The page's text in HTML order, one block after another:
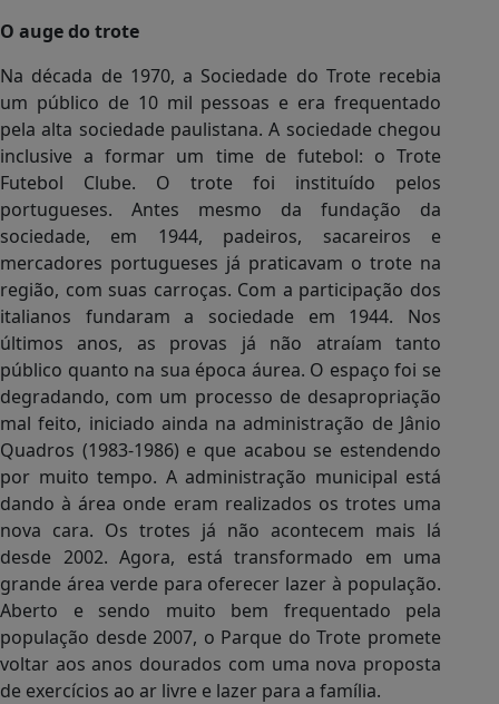
O auge do trote
Na década de 1970, a Sociedade do Trote recebia
um público de 10 mil pessoas e era frequentado
pela alta sociedade paulistana. A sociedade chegou
inclusive a formar um time de futebol: o Trote
Futebol Clube. O trote foi instituído pelos
portugueses. Antes mesmo da fundação da
sociedade, em 1944, padeiros, sacareiros e
mercadores portugueses já praticavam o trote na
região, com suas carroças. Com a participação dos
italianos fundaram a sociedade em 1944. Nos
últimos anos, as provas já não atraíam tanto
público quanto na sua época áurea. O espaço foi se
degradando, com um processo de desapropriação
mal feito, iniciado ainda na administração de Jânio
Quadros (1983-1986) e que acabou se estendendo
por muito tempo. A administração municipal está
dando à área onde eram realizados os trotes uma
nova cara. Os trotes já não acontecem mais lá
desde 2002. Agora, está transformado em uma
grande área verde para oferecer lazer à população.
Aberto e sendo muito bem frequentado pela
população desde 2007, o Parque do Trote promete
voltar aos anos dourados com uma nova proposta
de exercícios ao ar livre e lazer para a família.